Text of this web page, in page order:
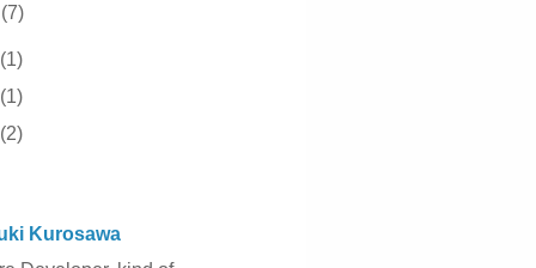
(7)
(1)
(1)
(2)
Kurosawa